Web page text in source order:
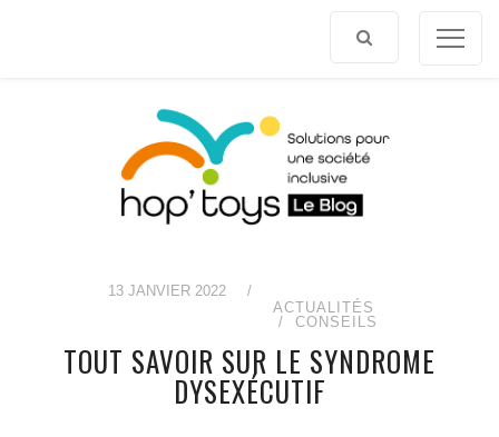
13 JANVIER 2022
/
ACTUALITÉS
CONSEILS
TOUT SAVOIR SUR LE SYNDROME
DYSEXÉCUTIF